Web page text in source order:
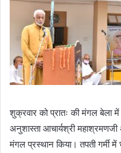
शुक्रवार को प्रातः की मंगल बेला
अनुशास्ता आचार्यश्री
मंगल प्रस्थान किया। तपती गर्मी